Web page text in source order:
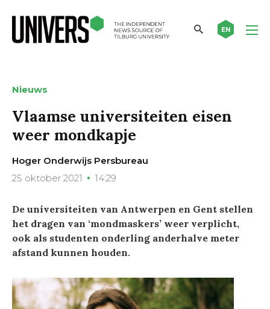
EN
Nieuws
Vlaamse universiteiten eisen
weer mondkapje
Hoger Onderwijs Persbureau
25 oktober 2021
14:29
De universiteiten van Antwerpen en Gent stellen
het dragen van ‘mondmaskers’ weer verplicht,
ook als studenten onderling anderhalve meter
afstand kunnen houden.